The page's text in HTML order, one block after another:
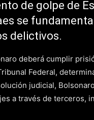
de golpe de
se
delictivos.
deberá cumplir
Federal,
judicial,
a través de terceros,